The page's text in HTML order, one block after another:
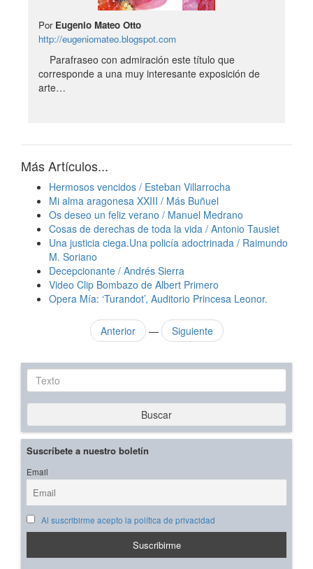
Por Eugenio Mateo Otto
http://eugeniomateo.blogspot.com
Parafraseo con admiración este título que
corresponde a una muy interesante exposición de
arte…
Más Artículos...
Hermosos vencidos / Esteban Villarrocha
Mi alma aragonesa XXIII / Más Buñuel
Os deseo un feliz verano / Manuel Medrano
Cosas de derechas de toda la vida / Antonio Tausiet
Una justicia ciega.Una policía adoctrinada / Raimundo
M. Soriano
Decepcionante / Andrés Sierra
Video Clip Bombazo de Albert Primero
Opera Mía: ‘Turandot’, Auditorio Princesa Leonor.
Anterior — Siguiente
Texto
Buscar
Suscríbete a nuestro boletín
Email
Al suscribirme acepto la política de privacidad